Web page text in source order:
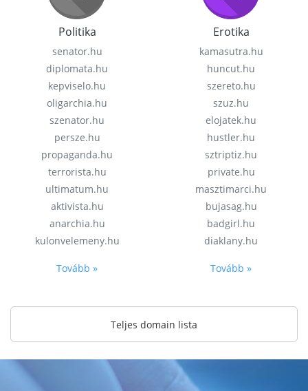
Politika
senator.hu
diplomata.hu
kepviselo.hu
oligarchia.hu
szenator.hu
persze.hu
propaganda.hu
terrorista.hu
ultimatum.hu
aktivista.hu
anarchia.hu
kulonvelemeny.hu
Tovább »
Erotika
kamasutra.hu
huncut.hu
szereto.hu
szuz.hu
elojatek.hu
hustler.hu
sztriptiz.hu
private.hu
masztimarci.hu
bujasag.hu
badgirl.hu
diaklany.hu
Tovább »
Teljes domain lista